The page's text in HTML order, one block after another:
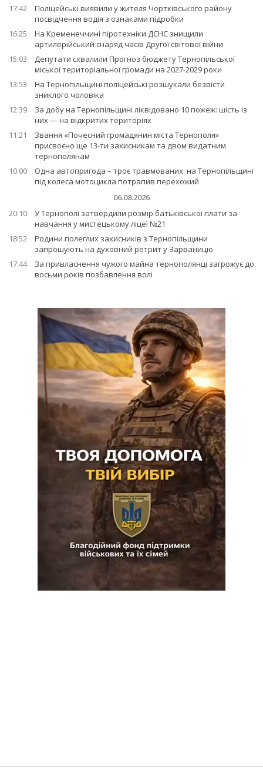
17:42
Поліцейські виявили у жителя Чортківського району
посвідчення водія з ознаками підробки
16:25
На Кременеччині піротехніки ДСНС знищили
артилерійський снаряд часів Другої світової війни
15:03
Депутати схвалили Прогноз бюджету Тернопільської
міської територіальної громади на 2027-2029 роки
13:53
На Тернопільщині поліцейські розшукали безвісти
зниклого чоловіка
12:39
За добу на Тернопільщині ліквідовано 10 пожеж: шість із
них — на відкритих територіях
11:21
Звання «Почесний громадянин міста Тернополя»
присвоєно ще 13-ти захисникам та двом видатним
тернополянам
10:00
Одна автопригода – троє травмованих: на Тернопільщині
під колеса мотоцикла потрапив перехожий
06.08.2026
20:10
У Тернополі затвердили розмір батьківської плати за
навчання у мистецькому ліцеї №21
18:52
Родини полеглих захисників з Тернопільщини
запрошують на духовний ретрит у Зарваницю
17:44
За привласнення чужого майна тернополянці загрожує до
восьми років позбавлення волі